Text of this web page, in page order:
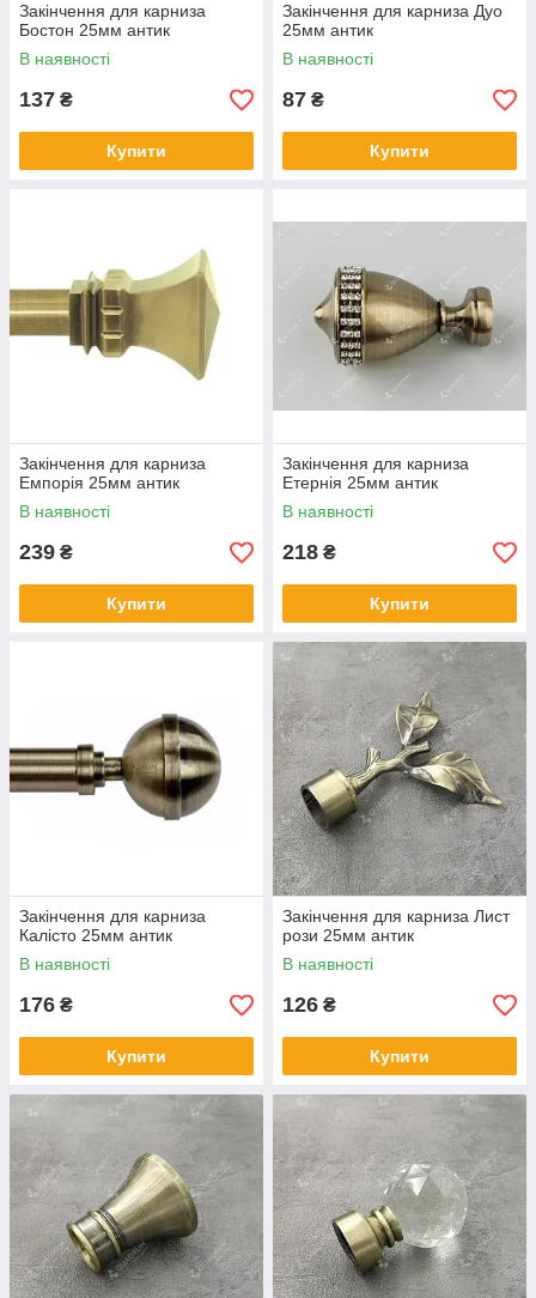
Закінчення для карниза
Бостон 25мм антик
В наявності
137 ₴
Купити
Закінчення для карниза Дуо
25мм антик
В наявності
87 ₴
Купити
Закінчення для карниза
Емпорія 25мм антик
В наявності
239 ₴
Купити
Закінчення для карниза
Етернія 25мм антик
В наявності
218 ₴
Купити
Закінчення для карниза
Калісто 25мм антик
В наявності
176 ₴
Купити
Закінчення для карниза Лист
рози 25мм антик
В наявності
126 ₴
Купити